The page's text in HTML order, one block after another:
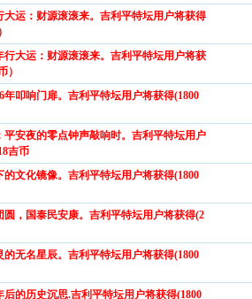
大运：财源滚滚来。吉利平特坛用户将获得
行大运：财源滚滚来。吉利平特坛用户将获
）
年叩响门扉。吉利平特坛用户将获得(1800
平安夜的零点钟声敲响时。吉利平特坛用户
吉币
文化镜像。吉利平特坛用户将获得(1800
圆，国泰民安康。吉利平特坛用户将获得(2
的无名星辰。吉利平特坛用户将获得(1800
的历史沉思.吉利平特坛用户将获得(1800